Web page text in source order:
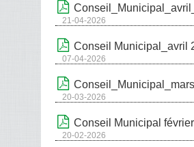
21-04-2026
Conseil Municipal_avril
07-04-2026
20-03-2026
Conseil Municipal
20-02-2026